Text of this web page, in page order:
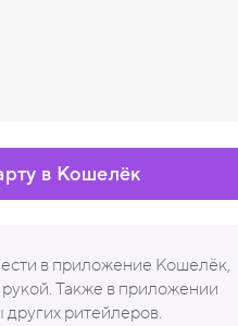
в приложение Кошелёк,
Также в приложении
ритейлеров.
в Кошелёк